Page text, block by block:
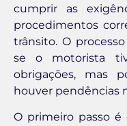
cumprir as
procedimentos
trânsito. O
se o motorista
obrigações, mas
houver pendências
O primeiro passo